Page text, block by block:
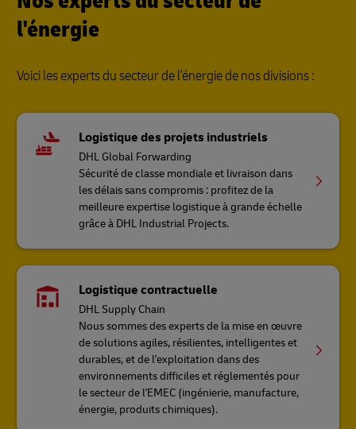
l'énergie
Voici les experts du secteur de l'énergie de nos divisions :
Logistique des projets industriels
DHL Global Forwarding
Sécurité de classe mondiale et livraison dans
les délais sans compromis : profitez de la
meilleure expertise logistique à grande échelle
grâce à DHL Industrial Projects.
Logistique contractuelle
DHL Supply Chain
Nous sommes des experts de la mise en œuvre
de solutions agiles, résilientes, intelligentes et
durables, et de l'exploitation dans des
environnements difficiles et réglementés pour
le secteur de l'EMEC (ingénierie, manufacture,
énergie, produits chimiques).